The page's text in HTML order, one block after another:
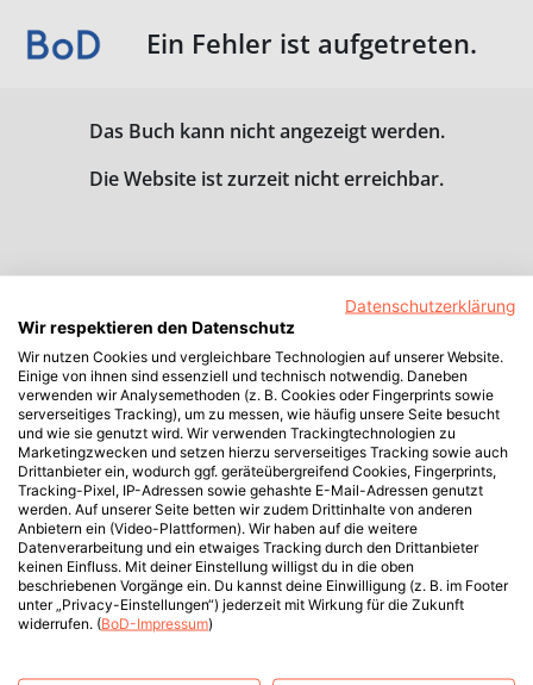
Ein Fehler ist aufgetreten.
Das Buch kann nicht angezeigt werden.
Die Website ist zurzeit nicht erreichbar.
Datenschutzerklärung
Wir respektieren den Datenschutz
Wir nutzen Cookies und vergleichbare Technologien auf unserer Website.
Einige von ihnen sind essenziell und technisch notwendig. Daneben
verwenden wir Analysemethoden (z. B. Cookies oder Fingerprints sowie
serverseitiges Tracking), um zu messen, wie häufig unsere Seite besucht
und wie sie genutzt wird. Wir verwenden Trackingtechnologien zu
Marketingzwecken und setzen hierzu serverseitiges Tracking sowie auch
Drittanbieter ein, wodurch ggf. geräteübergreifend Cookies, Fingerprints,
Tracking-Pixel, IP-Adressen sowie gehashte E-Mail-Adressen genutzt
werden. Auf unserer Seite betten wir zudem Drittinhalte von anderen
Anbietern ein (Video-Plattformen). Wir haben auf die weitere
Datenverarbeitung und ein etwaiges Tracking durch den Drittanbieter
keinen Einfluss. Mit deiner Einstellung willigst du in die oben
beschriebenen Vorgänge ein. Du kannst deine Einwilligung (z. B. im Footer
unter „Privacy-Einstellungen“) jederzeit mit Wirkung für die Zukunft
widerrufen. (BoD-Impressum)